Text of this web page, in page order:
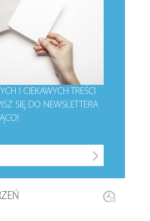
I CIEKAWYCH TREŚCI
SIĘ DO NEWSLETTERA